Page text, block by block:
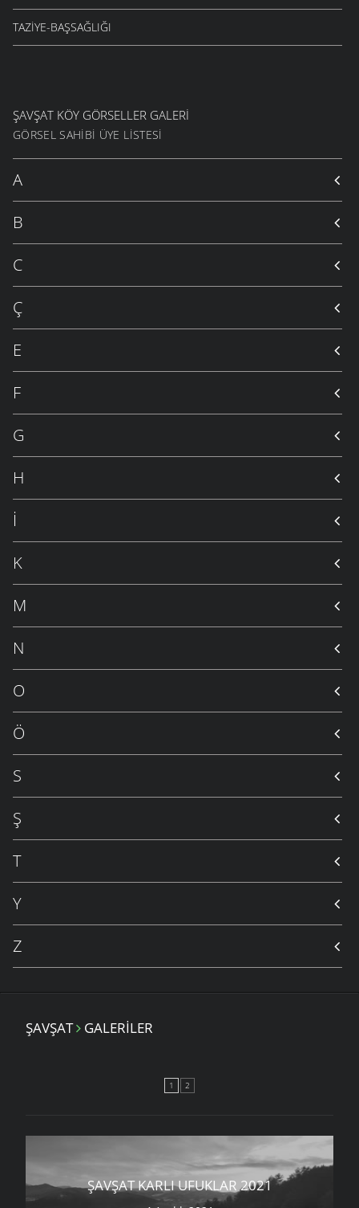
TAZIYE-BAŞSAĞLIĞI
ŞAVŞAT KÖY GÖRSELLER GALERI
GÖRSEL SAHIBI ÜYE LISTESI
A
B
C
Ç
E
F
G
H
İ
K
M
N
O
Ö
S
Ş
T
Y
Z
ŞAVŞAT GALERILER
1 2
ŞAVŞAT KARLI UFUKLAR 2021